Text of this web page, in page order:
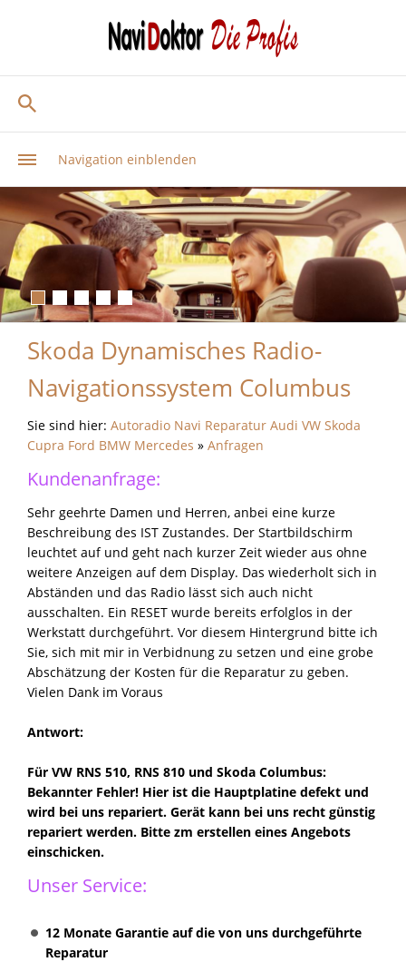
Navigation einblenden
Skoda Dynamisches Radio-
Navigationssystem Columbus
Sie sind hier: Autoradio Navi Reparatur Audi VW Skoda
Cupra Ford BMW Mercedes » Anfragen
Kundenanfrage:
Sehr geehrte Damen und Herren, anbei eine kurze
Beschreibung des IST Zustandes. Der Startbildschirm
leuchtet auf und geht nach kurzer Zeit wieder aus ohne
weitere Anzeigen auf dem Display. Das wiederholt sich in
Abständen und das Radio lässt sich auch nicht
ausschalten. Ein RESET wurde bereits erfolglos in der
Werkstatt durchgeführt. Vor diesem Hintergrund bitte ich
Sie, sich mit mir in Verbidnung zu setzen und eine grobe
Abschätzung der Kosten für die Reparatur zu geben.
Vielen Dank im Voraus
Antwort:
Für VW RNS 510, RNS 810 und Skoda Columbus:
Bekannter Fehler! Hier ist die Hauptplatine defekt und
wird bei uns repariert. Gerät kann bei uns recht günstig
repariert werden. Bitte zm erstellen eines Angebots
einschicken.
Unser Service:
12 Monate Garantie auf die von uns durchgeführte
Reparatur